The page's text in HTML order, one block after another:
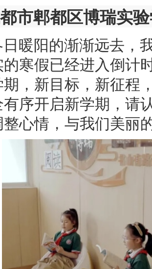
市郫都区博瑞实
暖阳的渐渐远去，
寒假已经进入倒计
，新目标，新征程
序开启新学期，请
心情，与我们美丽